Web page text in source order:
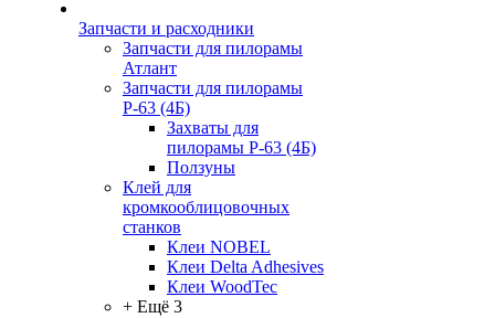
Запчасти и расходники
Запчасти для пилорамы
Атлант
Запчасти для пилорамы
Р-63 (4Б)
Захваты для
пилорамы Р-63 (4Б)
Ползуны
Клей для
кромкооблицовочных
станков
Клеи NOBEL
Клеи Delta Adhesives
Клеи WoodTec
+ Ещё 3